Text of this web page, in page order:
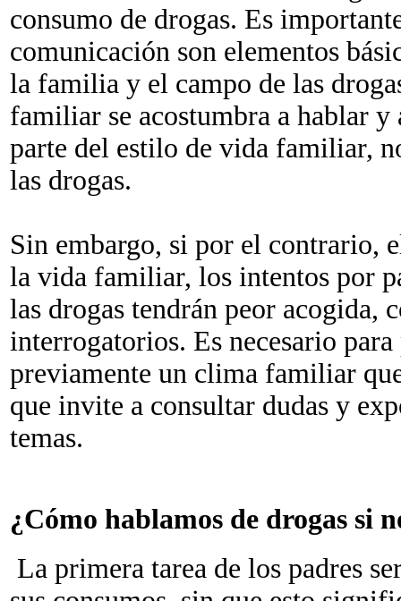
consumo de drogas. Es
comunicación son elementos
la familia y el campo de las
familiar se acostumbra a hablar
parte del estilo de vida familiar,
las drogas.
Sin embargo, si por el contrario,
la vida familiar, los intentos por
las drogas tendrán peor acogida,
interrogatorios. Es necesario
previamente un clima familiar
que invite a consultar dudas y
temas.
¿Cómo hablamos de drogas si
La primera tarea de los padres